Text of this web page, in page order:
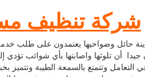
شركة تنظيف مسابح
حائل وضواحيها يعتمدون على طلب
أن تلوثها واصابتها بأي شوائب
وتتمتع بالسمعة الطيبة